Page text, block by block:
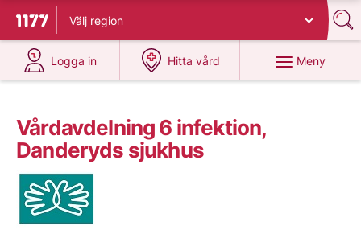
Till startsidan för 1177
Välj region
Logga in
på 1177.se
Hitta vård
på 1177.se
Meny
Vårdavdelning 6 infektion,
Danderyds sjukhus